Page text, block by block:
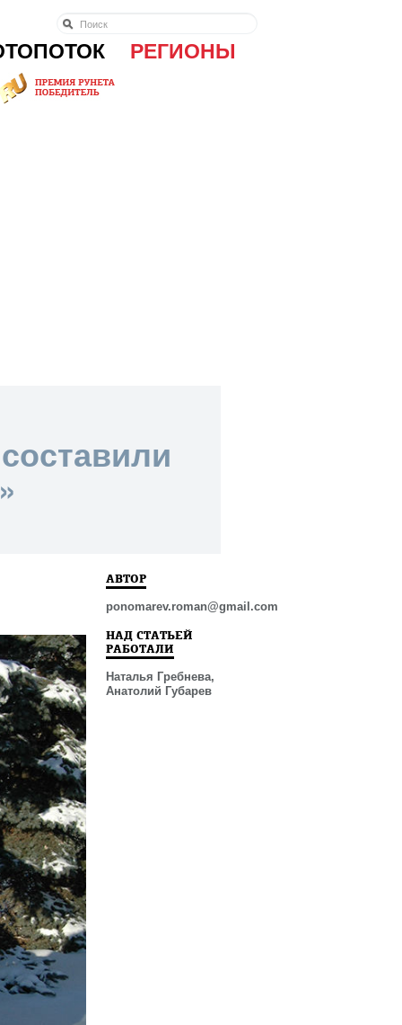
РЕГИОНЫ
АВТОР
ponomarev.roman@gmail.com
НАД СТАТЬЕЙ
РАБОТАЛИ
Наталья Гребнева,
Анатолий Губарев